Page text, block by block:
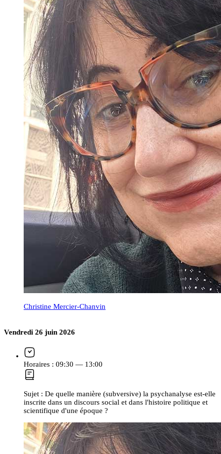
Christine Mercier-Chanvin
Vendredi 26 juin 2026
Horaires : 09:30 — 13:00
Sujet : De quelle manière (subversive) la psychanalyse est-elle
inscrite dans un discours social et dans l'histoire politique et
scientifique d'une époque ?